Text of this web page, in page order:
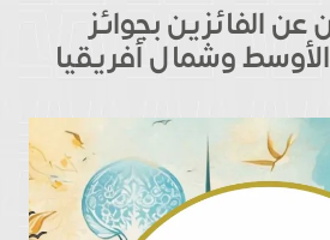
عن الفائزين بجوائز
وشمال أفريقيا